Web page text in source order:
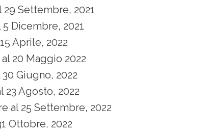
29 Settembre, 2021
Dicembre, 2021
Aprile, 2022
20 Maggio 2022
Giugno, 2022
23 Agosto, 2022
al 25 Settembre, 2022
Ottobre, 2022